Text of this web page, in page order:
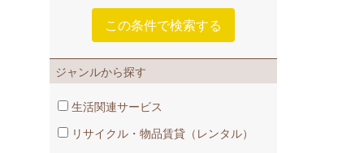
ジャンルから探す
生活関連サービス
リサイクル・物品賃貸​（レンタル）